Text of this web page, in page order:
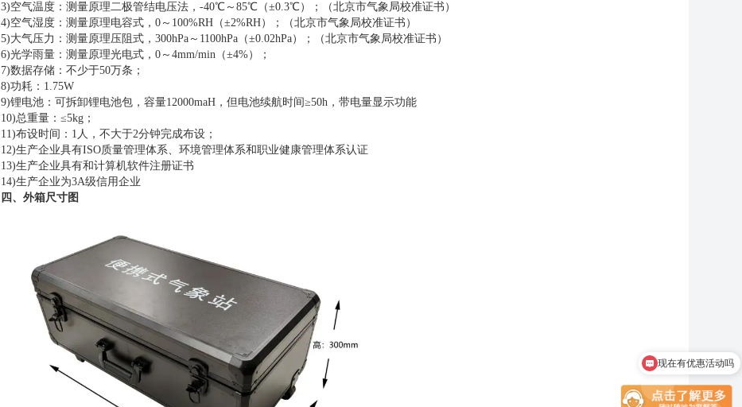
3)空气温度：测量原理二极管结电压法， -40℃～ 85℃（±0.3℃）；（北京市气象局校准证书）
4)空气湿度：测量原理电容式， 0～ 100%RH（±2%RH）；（北京市气象局校准证书）
5)大气压力：测量原理压阻式， 300hPa～ 1100hPa（±0.02hPa）；（北京市气象局校准证书）
6)光学雨量：测量原理光电式， 0～ 4mm/min（±4%）；
7)数据存储：不少于50万条；
8)功耗： 1.75W
9)锂电池：可拆卸锂电池包，容量12000maH，但电池续航时间≥50h，带电量显示功能
10)总重量：≤5kg；
11)布设时间： 1 人，不大于2分钟完成布设；
12)生产企业具有ISO质量管理体系、环境管理体系和职业健康管理体系认证
13)生产企业具有和计算机软件注册证书
14)生产企业为3A级信用企业
四、外箱尺寸图
可以介绍下你们的产品么